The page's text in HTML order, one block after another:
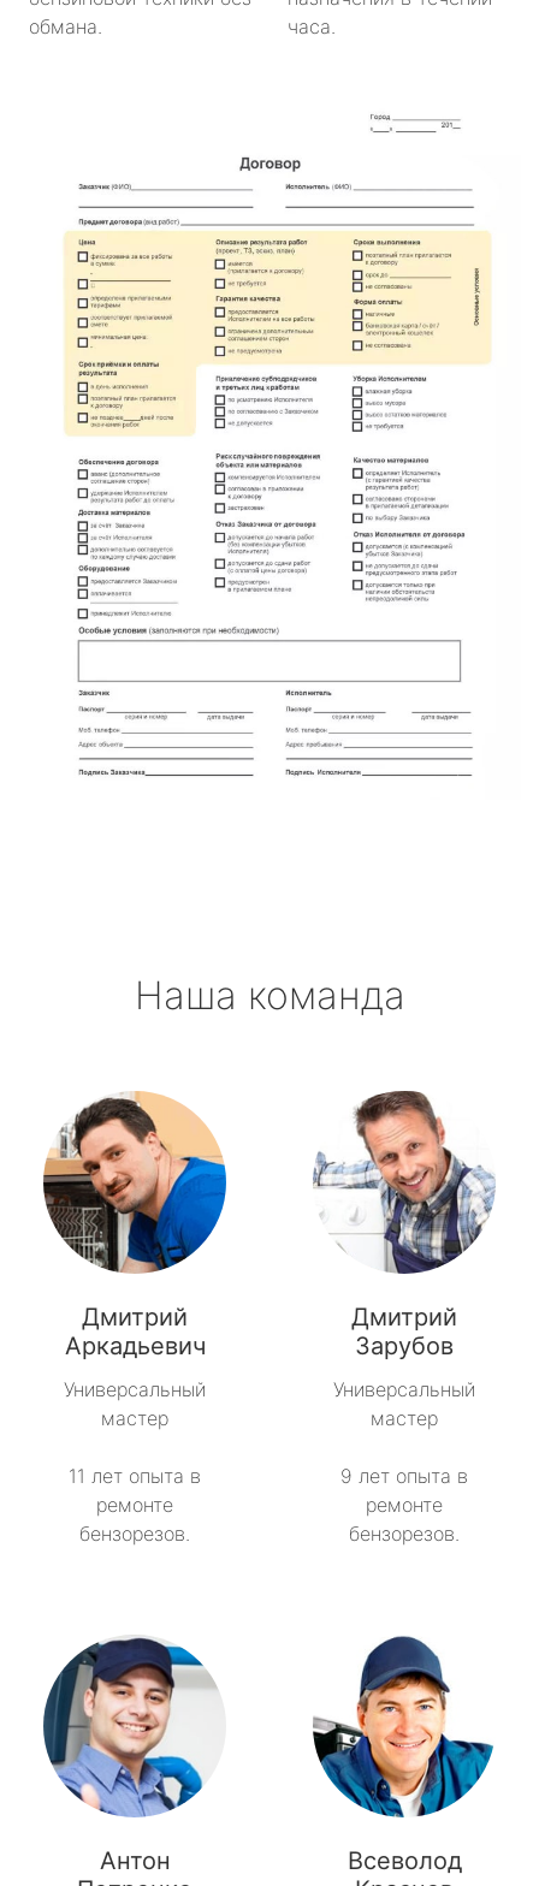
обмана.
часа.
Наша команда
Дмитрий
Аркадьевич
Универсальный
мастер
11 лет опыта в
ремонте
бензорезов.
Дмитрий
Зарубов
Универсальный
мастер
9 лет опыта в
ремонте
бензорезов.
Антон
Всеволод